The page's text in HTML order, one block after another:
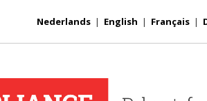
Nederlands | English | Français |